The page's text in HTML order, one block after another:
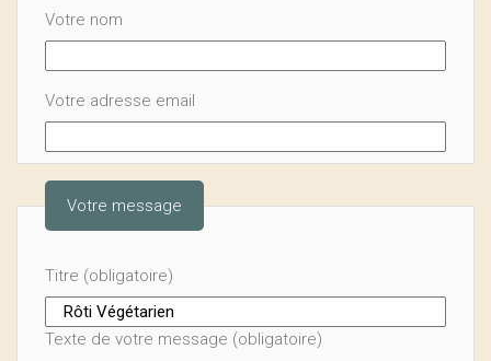
Votre nom
Votre adresse email
Votre message
Titre (obligatoire)
Texte de votre message (obligatoire)